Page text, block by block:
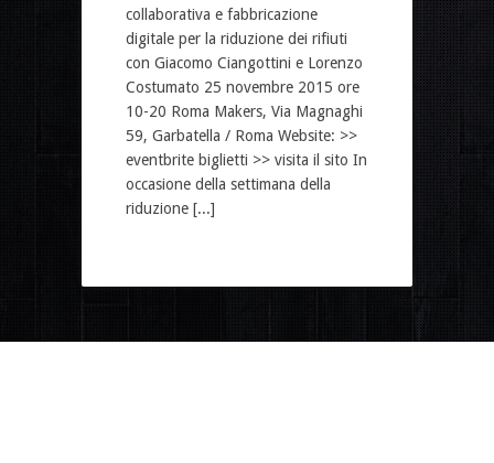
collaborativa e fabbricazione
digitale per la riduzione dei rifiuti
con Giacomo Ciangottini e Lorenzo
Costumato 25 novembre 2015 ore
10-20 Roma Makers, Via Magnaghi
59, Garbatella / Roma Website: >>
eventbrite biglietti >> visita il sito In
occasione della settimana della
riduzione [...]